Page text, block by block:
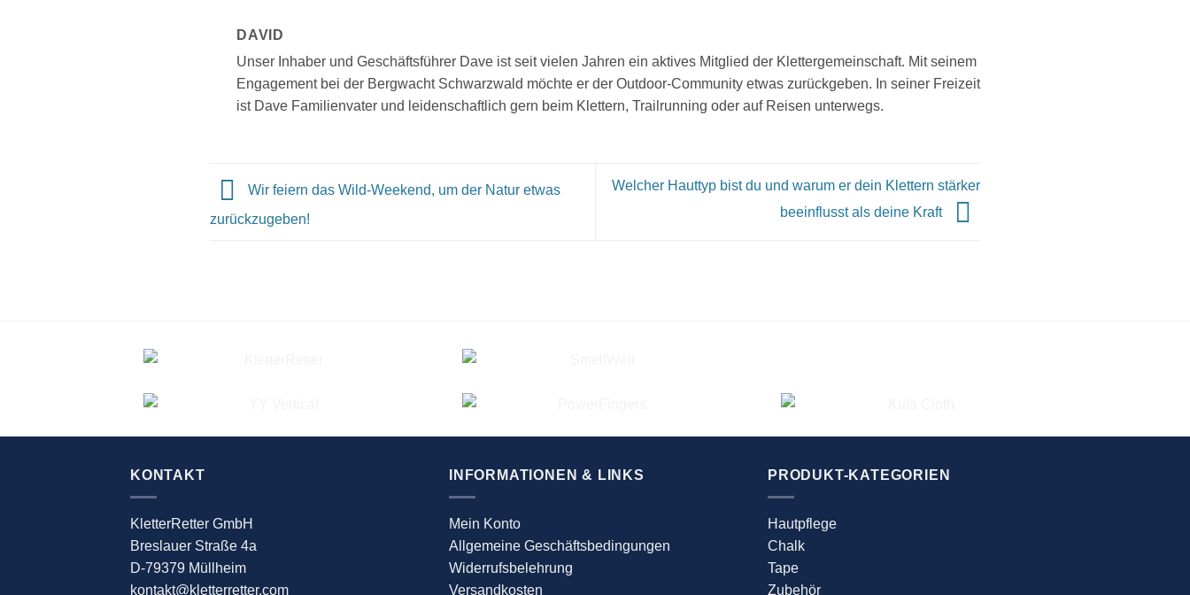
DAVID
Unser Inhaber und Geschäftsführer Dave ist seit vielen Jahren ein aktives Mitglied der Klettergemeinschaft. Mit seinem
Engagement bei der Bergwacht Schwarzwald möchte er der Outdoor-Community etwas zurückgeben. In seiner Freizeit
ist Dave Familienvater und leidenschaftlich gern beim Klettern, Trailrunning oder auf Reisen unterwegs.
Wir feiern das Wild-Weekend, um der Natur etwas
zurückzugeben!
Welcher Hauttyp bist du und warum er dein Klettern stärker
beeinflusst als deine Kraft
KONTAKT
KletterRetter GmbH
Breslauer Straße 4a
D-79379 Müllheim
kontakt@kletterretter.com
INFORMATIONEN & LINKS
Mein Konto
Allgemeine Geschäftsbedingungen
Widerrufsbelehrung
Versandkosten
PRODUKT-KATEGORIEN
Hautpflege
Chalk
Tape
Zubehör